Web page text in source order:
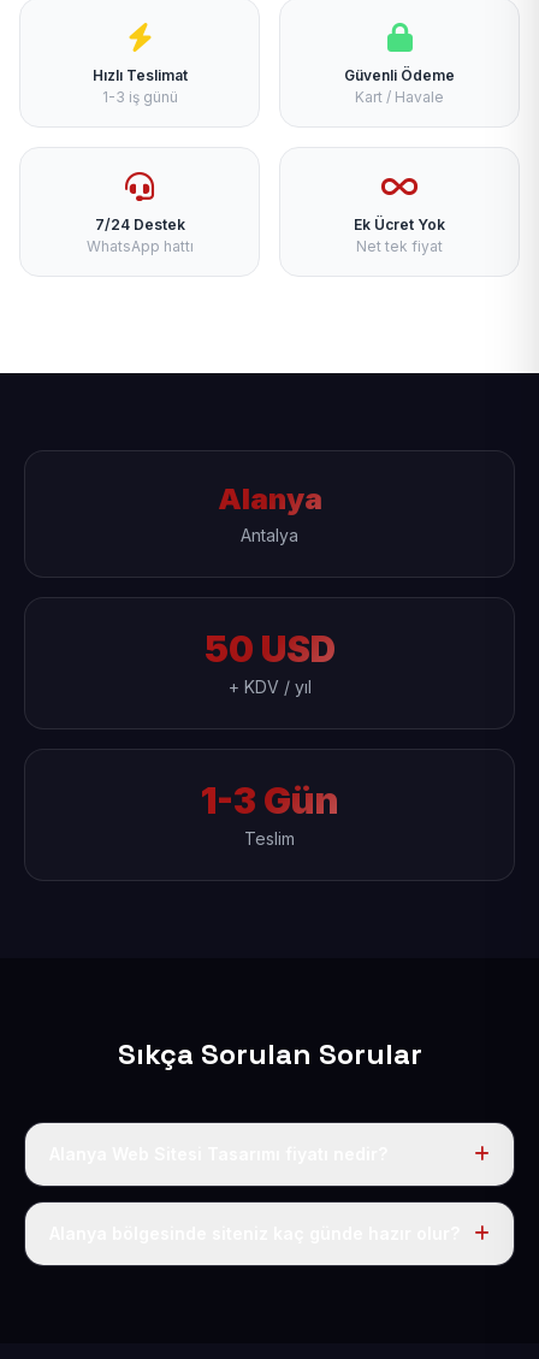
Hızlı Teslimat
1-3 iş günü
Güvenli Ödeme
Kart / Havale
7/24 Destek
WhatsApp hattı
Ek Ücret Yok
Net tek fiyat
Alanya
Antalya
50 USD
+ KDV / yıl
1-3 Gün
Teslim
Sıkça Sorulan Sorular
Tek fiyat uygulanır: yıllık 50 USD + KDV. Bu bedele alan